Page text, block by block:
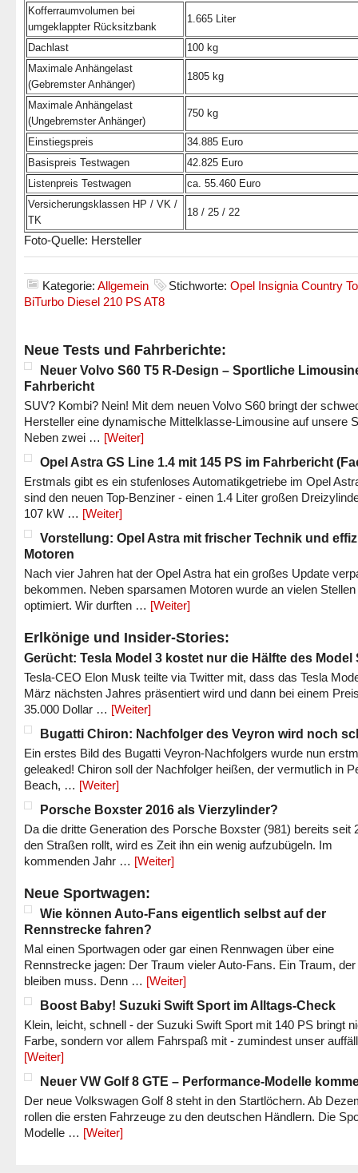
Kofferraumvolumen bei
umgeklappter Rücksitzbank
1.665 Liter
Dachlast
100 kg
Maximale Anhängelast
(Gebremster Anhänger)
1805 kg
Maximale Anhängelast
(Ungebremster Anhänger)
750 kg
Einstiegspreis
34.885 Euro
Basispreis Testwagen
42.825 Euro
Listenpreis Testwagen
ca. 55.460 Euro
Versicherungsklassen HP / VK /
TK
18 / 25 / 22
Foto-Quelle: Hersteller
Kategorie: Allgemein Stichworte: Opel Insignia Country
BiTurbo Diesel 210 PS AT8
Neue Tests und Fahrberichte:
Neuer Volvo S60 T5 R-Design – Sportliche
Fahrbericht
SUV? Kombi? Nein! Mit dem neuen Volvo S60 bringt der
Hersteller eine dynamische Mittelklasse-Limousine auf unsere
Neben zwei … [Weiter]
Opel Astra GS Line 1.4 mit 145 PS im Fahrbericht
Erstmals gibt es ein stufenloses Automatikgetriebe im Opel
sind den neuen Top-Benziner - einen 1.4 Liter großen
107 kW … [Weiter]
Vorstellung: Opel Astra mit frischer Technik und
Motoren
Nach vier Jahren hat der Opel Astra hat ein großes Update
bekommen. Neben sparsamen Motoren wurde an vielen Stellen
optimiert. Wir durften … [Weiter]
Erlkönige und Insider-Stories:
Gerücht: Tesla Model 3 kostet nur die Hälfte des Model
Tesla-CEO Elon Musk teilte via Twitter mit, dass das Tesla
März nächsten Jahres präsentiert wird und dann bei einem
35.000 Dollar … [Weiter]
Bugatti Chiron: Nachfolger des Veyron wird noch
Ein erstes Bild des Bugatti Veyron-Nachfolgers wurde nun
geleaked! Chiron soll der Nachfolger heißen, der vermutlich in
Beach, … [Weiter]
Porsche Boxster 2016 als Vierzylinder?
Da die dritte Generation des Porsche Boxster (981) bereits seit
den Straßen rollt, wird es Zeit ihn ein wenig aufzubügeln. Im
kommenden Jahr … [Weiter]
Neue Sportwagen:
Wie können Auto-Fans eigentlich selbst auf der
Rennstrecke fahren?
Mal einen Sportwagen oder gar einen Rennwagen über eine
Rennstrecke jagen: Der Traum vieler Auto-Fans. Ein Traum,
bleiben muss. Denn … [Weiter]
Boost Baby! Suzuki Swift Sport im Alltags-Check
Klein, leicht, schnell - der Suzuki Swift Sport mit 140 PS bringt
Farbe, sondern vor allem Fahrspaß mit - zumindest unser
[Weiter]
Neuer VW Golf 8 GTE – Performance-Modelle
Der neue Volkswagen Golf 8 steht in den Startlöchern. Ab
rollen die ersten Fahrzeuge zu den deutschen Händlern. Die
Modelle … [Weiter]